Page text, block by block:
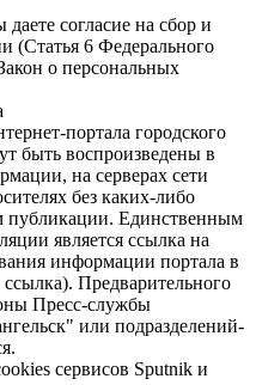
согласие на сбор и
(Статья 6 Федерального
о персональных
портала городского
быть воспроизведены в
на серверах сети
без каких-либо
публикации. Единственным
является ссылка на
информации портала в
Предварительного
Пресс-службы
или подразделений-
сервисов Sputnik и